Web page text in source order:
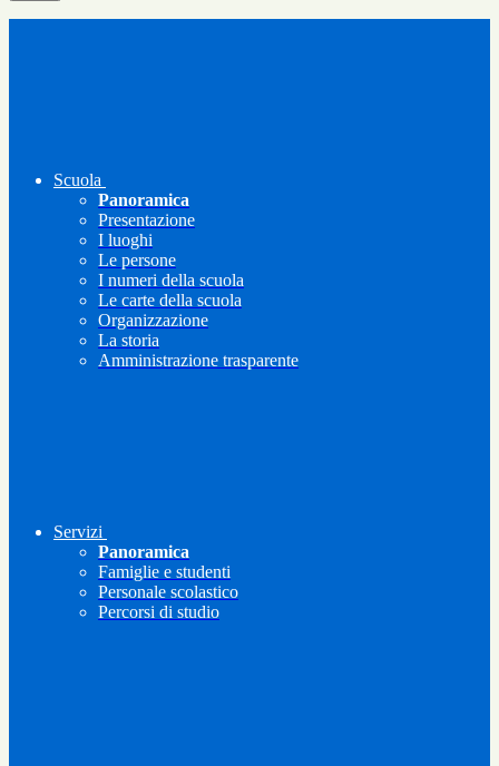
Scuola
Panoramica
Presentazione
I luoghi
Le persone
I numeri della scuola
Le carte della scuola
Organizzazione
La storia
Amministrazione trasparente
Servizi
Panoramica
Famiglie e studenti
Personale scolastico
Percorsi di studio